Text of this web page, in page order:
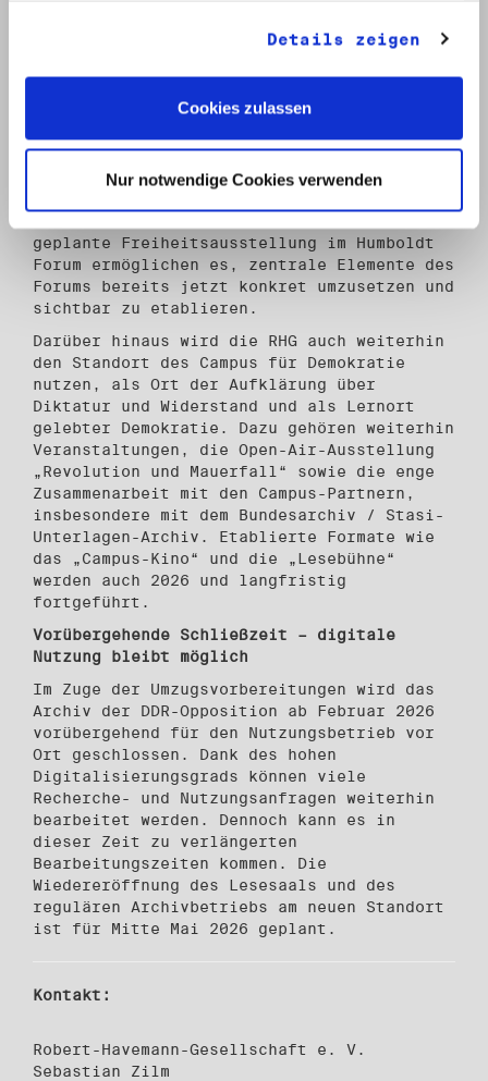
Details zeigen
Cookies zulassen
Nur notwendige Cookies verwenden
Widerstand umsetzen – Campus für Demokratie
weiterentwickeln
Realisierung des Forum Opposition und
Widerstand (1945–1990) ein. Der Umzug und
geplante Freiheitsausstellung im Humboldt
Forum ermöglichen es, zentrale Elemente des
Forums bereits jetzt konkret umzusetzen und
sichtbar zu etablieren.
Darüber hinaus wird die RHG auch weiterhin
den Standort des Campus für Demokratie
nutzen, als Ort der Aufklärung über
Diktatur und Widerstand und als Lernort
gelebter Demokratie. Dazu gehören weiterhin
Veranstaltungen, die Open-Air-Ausstellung
„Revolution und Mauerfall“ sowie die enge
Zusammenarbeit mit den Campus-Partnern,
insbesondere mit dem Bundesarchiv / Stasi-
Unterlagen-Archiv. Etablierte Formate wie
das „Campus-Kino“ und die „Lesebühne“
werden auch 2026 und langfristig
fortgeführt.
Vorübergehende Schließzeit – digitale
Nutzung bleibt möglich
Im Zuge der Umzugsvorbereitungen wird das
Archiv der DDR-Opposition ab Februar 2026
vorübergehend für den Nutzungsbetrieb vor
Ort geschlossen. Dank des hohen
Digitalisierungsgrads können viele
Recherche- und Nutzungsanfragen weiterhin
bearbeitet werden. Dennoch kann es in
dieser Zeit zu verlängerten
Bearbeitungszeiten kommen. Die
Wiedereröffnung des Lesesaals und des
regulären Archivbetriebs am neuen Standort
ist für Mitte Mai 2026 geplant.
Kontakt:
Robert-Havemann-Gesellschaft e. V.
Sebastian Zilm